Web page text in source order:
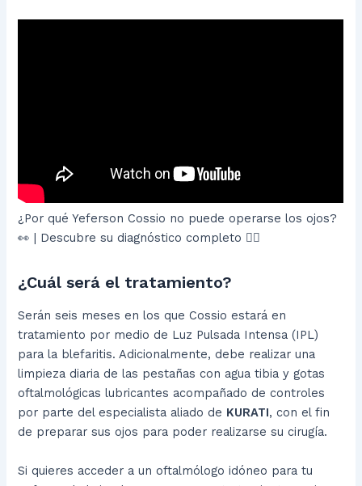
¿Por qué Yeferson Cossio no puede operarse los ojos?
👀 | Descubre su diagnóstico completo ☝🏻
¿Cuál será el tratamiento?
Serán seis meses en los que Cossio estará en
tratamiento por medio de Luz Pulsada Intensa (IPL)
para la blefaritis. Adicionalmente, debe realizar una
limpieza diaria de las pestañas con agua tibia y gotas
oftalmológicas lubricantes acompañado de controles
por parte del especialista aliado de KURATI, con el fin
de preparar sus ojos para poder realizarse su cirugía.
Si quieres acceder a un oftalmólogo idóneo para tu